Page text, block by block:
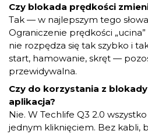
Czy blokada prędkości
Tak — w najlepszym tego
Ograniczenie prędkości
nie rozpędza się tak szybko i
start, hamowanie, skręt —
przewidywalna.
Czy do korzystania z
aplikacja?
Nie. W Techlife Q3 2.0
jednym kliknięciem. Bez kabli,